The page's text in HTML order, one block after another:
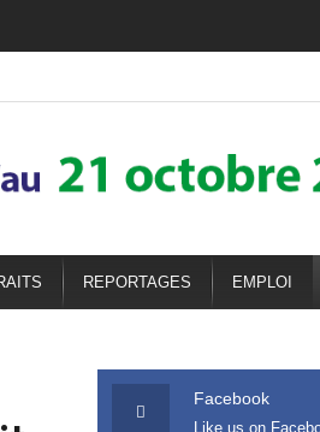
REPORTAGES EMPLOI
Facebook
Like us on